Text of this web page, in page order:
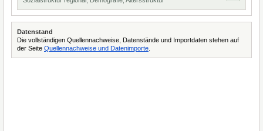
Datenstand
Die vollständigen Quellennachweise, Datenstände und Importdaten stehen auf
der Seite Quellennachweise und Datenimporte